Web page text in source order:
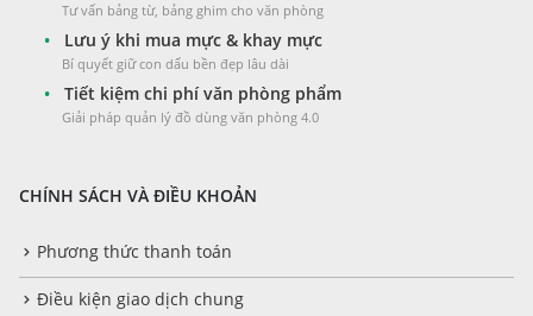
Tư vấn bảng từ, bảng ghim cho văn phòng
• Lưu ý khi mua mực & khay mực
Bí quyết giữ con dấu bền đẹp lâu dài
• Tiết kiệm chi phí văn phòng phẩm
Giải pháp quản lý đồ dùng văn phòng 4.0
CHÍNH SÁCH VÀ ĐIỀU KHOẢN
Phương thức thanh toán
Điều kiện giao dịch chung